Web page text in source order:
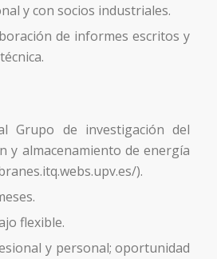
y con socios industriales.
de informes escritos y
Grupo de investigación del
y almacenamiento de energía
).
flexible.
y personal; oportunidad